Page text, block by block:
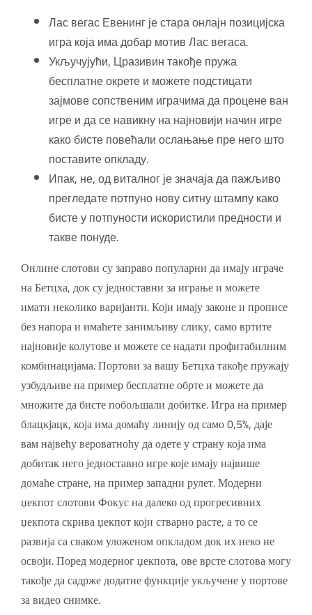
Лас вегас Евенинг је стара онлајн позицијска
игра која има добар мотив Лас вегаса.
Укључујући, Цразивин такође пружа
бесплатне окрете и можете подстицати
зајмове сопственим играчима да процене ван
игре и да се навикну на најновији начин игре
како бисте повећали ослањање пре него што
поставите опкладу.
Ипак, не, од виталног је значаја да пажљиво
прегледате потпуно нову ситну штампу како
бисте у потпуности искористили предности и
такве понуде.
Онлине слотови су заправо популарни да имају играче
на Бетцха, док су једноставни за играње и можете
имати неколико варијанти. Који имају законе и прописе
без напора и имаћете занимљиву слику, само вртите
најновије колутове и можете се надати профитабилним
комбинацијама. Портови за вашу Бетцха такође пружају
узбудљиве на пример бесплатне обрте и можете да
множите да бисте побољшали добитке. Игра на пример
блацкјацк, која има домаћу линију од само 0,5%, даје
вам највећу вероватноћу да одете у страну која има
добитак него једноставно игре које имају највише
домаће стране, на пример западни рулет. Модерни
џекпот слотови Фокус на далеко од прогресивних
џекпота скрива џекпот који стварно расте, а то се
развија са сваком уложеном опкладом док их неко не
освоји. Поред модерног џекпота, ове врсте слотова могу
такође да садрже додатне функције укључене у портове
за видео снимке.